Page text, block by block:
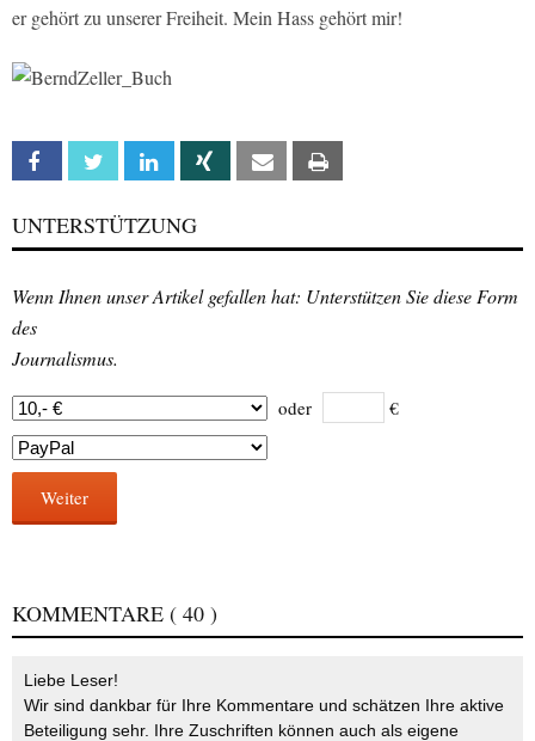
er gehört zu unserer Freiheit. Mein Hass gehört mir!
Facebook Twitter Linkedin Xing Email
UNTERSTÜTZUNG
Wenn Ihnen unser Artikel gefallen hat: Unterstützen Sie diese Form
des
Journalismus.
oder €
Weiter
KOMMENTARE ( 40 )
Liebe Leser!
Wir sind dankbar für Ihre Kommentare und schätzen Ihre aktive
Beteiligung sehr. Ihre Zuschriften können auch als eigene